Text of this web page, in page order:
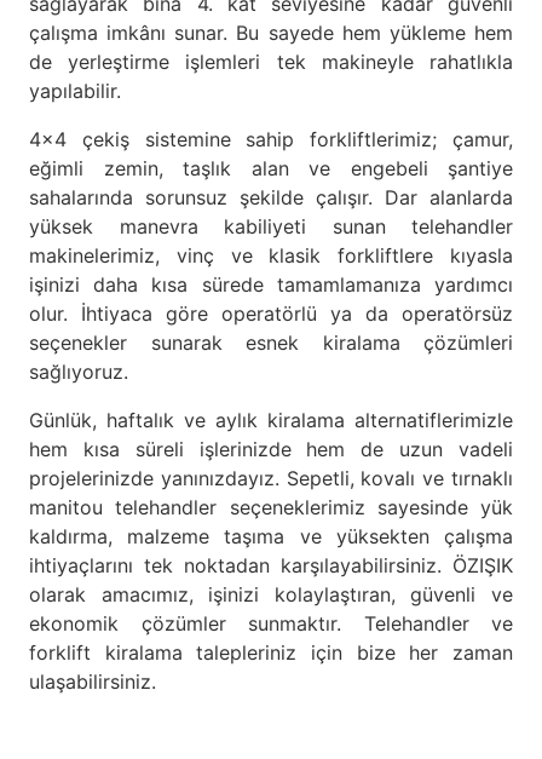
çalışma imkânı sunar. Bu sayede hem yükleme hem
de yerleştirme işlemleri tek makineyle rahatlıkla
yapılabilir.
4×4 çekiş sistemine sahip forkliftlerimiz; çamur,
eğimli zemin, taşlık alan ve engebeli şantiye
sahalarında sorunsuz şekilde çalışır. Dar alanlarda
yüksek manevra kabiliyeti sunan telehandler
makinelerimiz, vinç ve klasik forkliftlere kıyasla
işinizi daha kısa sürede tamamlamanıza yardımcı
olur. İhtiyaca göre operatörlü ya da operatörsüz
seçenekler sunarak esnek kiralama çözümleri
sağlıyoruz.
Günlük, haftalık ve aylık kiralama alternatiflerimizle
hem kısa süreli işlerinizde hem de uzun vadeli
projelerinizde yanınızdayız. Sepetli, kovalı ve tırnaklı
manitou telehandler seçeneklerimiz sayesinde yük
kaldırma, malzeme taşıma ve yüksekten çalışma
ihtiyaçlarını tek noktadan karşılayabilirsiniz. ÖZIŞIK
olarak amacımız, işinizi kolaylaştıran, güvenli ve
ekonomik çözümler sunmaktır. Telehandler ve
forklift kiralama talepleriniz için bize her zaman
ulaşabilirsiniz.